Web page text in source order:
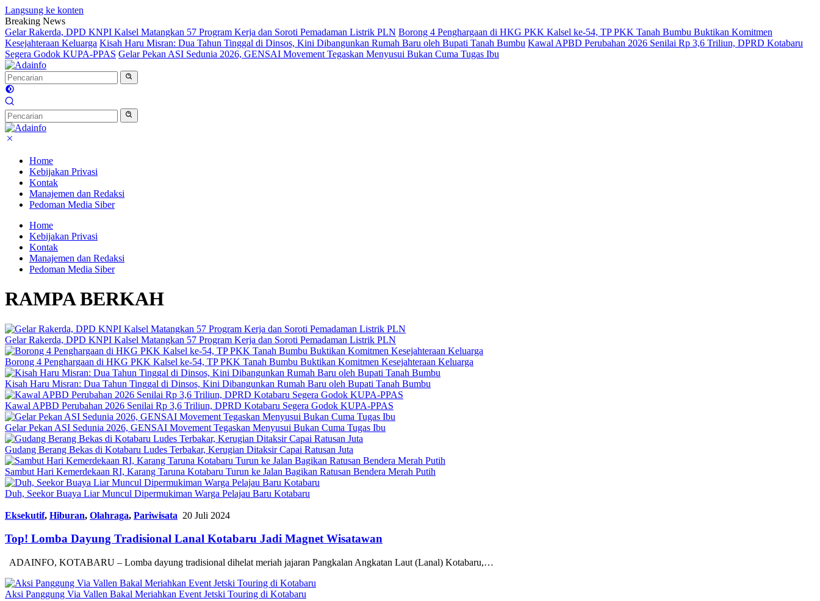
Langsung ke konten
Breaking News
Gelar Rakerda, DPD KNPI Kalsel Matangkan 57 Program Kerja dan Soroti Pemadaman Listrik PLN Borong 4 Penghargaan di HKG PKK Kalsel ke-54, TP PKK Tanah Bumbu Buktikan Komitmen
Kesejahteraan Keluarga Kisah Haru Misran: Dua Tahun Tinggal di Dinsos, Kini Dibangunkan Rumah Baru oleh Bupati Tanah Bumbu Kawal APBD Perubahan 2026 Senilai Rp 3,6 Triliun, DPRD Kotabaru
Segera Godok KUPA-PPAS Gelar Pekan ASI Sedunia 2026, GENSAI Movement Tegaskan Menyusui Bukan Cuma Tugas Ibu
Home
Kebijakan Privasi
Kontak
Manajemen dan Redaksi
Pedoman Media Siber
Home
Kebijakan Privasi
Kontak
Manajemen dan Redaksi
Pedoman Media Siber
RAMPA BERKAH
Gelar Rakerda, DPD KNPI Kalsel Matangkan 57 Program Kerja dan Soroti Pemadaman Listrik PLN
Borong 4 Penghargaan di HKG PKK Kalsel ke-54, TP PKK Tanah Bumbu Buktikan Komitmen Kesejahteraan Keluarga
Kisah Haru Misran: Dua Tahun Tinggal di Dinsos, Kini Dibangunkan Rumah Baru oleh Bupati Tanah Bumbu
Kawal APBD Perubahan 2026 Senilai Rp 3,6 Triliun, DPRD Kotabaru Segera Godok KUPA-PPAS
Gelar Pekan ASI Sedunia 2026, GENSAI Movement Tegaskan Menyusui Bukan Cuma Tugas Ibu
Gudang Berang Bekas di Kotabaru Ludes Terbakar, Kerugian Ditaksir Capai Ratusan Juta
Sambut Hari Kemerdekaan RI, Karang Taruna Kotabaru Turun ke Jalan Bagikan Ratusan Bendera Merah Putih
Duh, Seekor Buaya Liar Muncul Dipermukiman Warga Pelajau Baru Kotabaru
Eksekutif, Hiburan, Olahraga, Pariwisata 20 Juli 2024
Top! Lomba Dayung Tradisional Lanal Kotabaru Jadi Magnet Wisatawan
ADAINFO, KOTABARU – Lomba dayung tradisional dihelat meriah jajaran Pangkalan Angkatan Laut (Lanal) Kotabaru,…
Aksi Panggung Via Vallen Bakal Meriahkan Event Jetski Touring di Kotabaru